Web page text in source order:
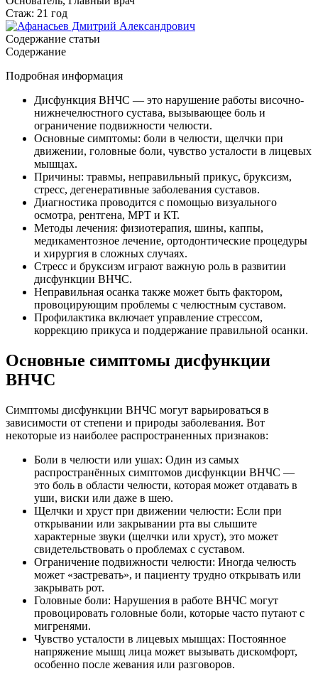
Стаж: 21 год
Содержание статьи
Содержание
Подробная информация
Дисфункция ВНЧС — это нарушение работы височно-
нижнечелюстного сустава, вызывающее боль и
ограничение подвижности челюсти.
Основные симптомы: боли в челюсти, щелчки при
движении, головные боли, чувство усталости в лицевых
мышцах.
Причины: травмы, неправильный прикус, бруксизм,
стресс, дегенеративные заболевания суставов.
Диагностика проводится с помощью визуального
осмотра, рентгена, МРТ и КТ.
Методы лечения: физиотерапия, шины, каппы,
медикаментозное лечение, ортодонтические процедуры
и хирургия в сложных случаях.
Стресс и бруксизм играют важную роль в развитии
дисфункции ВНЧС.
Неправильная осанка также может быть фактором,
провоцирующим проблемы с челюстным суставом.
Профилактика включает управление стрессом,
коррекцию прикуса и поддержание правильной осанки.
Основные симптомы дисфункции
ВНЧС
Симптомы дисфункции ВНЧС могут варьироваться в
зависимости от степени и природы заболевания. Вот
некоторые из наиболее распространенных признаков:
Боли в челюсти или ушах: Один из самых
распространённых симптомов дисфункции ВНЧС —
это боль в области челюсти, которая может отдавать в
уши, виски или даже в шею.
Щелчки и хруст при движении челюсти: Если при
открывании или закрывании рта вы слышите
характерные звуки (щелчки или хруст), это может
свидетельствовать о проблемах с суставом.
Ограничение подвижности челюсти: Иногда челюсть
может «застревать», и пациенту трудно открывать или
закрывать рот.
Головные боли: Нарушения в работе ВНЧС могут
провоцировать головные боли, которые часто путают с
мигренями.
Чувство усталости в лицевых мышцах: Постоянное
напряжение мышц лица может вызывать дискомфорт,
особенно после жевания или разговоров.